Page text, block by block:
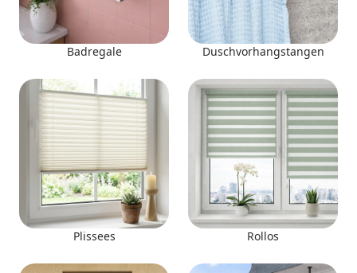
Badregale Duschvorhangstangen
Plissees Rollos